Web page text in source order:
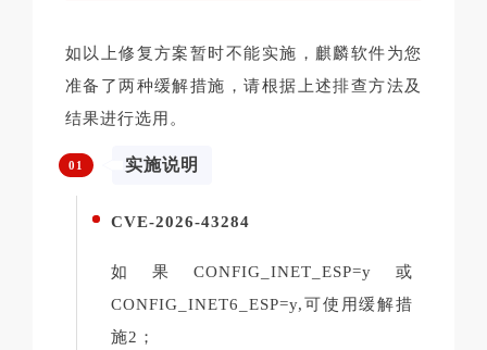
如以上修复方案暂时不能实施，麒麟软件为您
准备了两种缓解措施，请根据上述排查方法及
结果进行选用。
01 实施说明
CVE-2026-43284
如果CONFIG_INET_ESP=y或
CONFIG_INET6_ESP=y,可使用缓解措
施2；